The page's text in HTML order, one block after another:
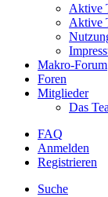
Aktive
Aktive
Makro-Forum
Foren
Mitglieder
Das
FAQ
Anmelden
Registrieren
Suche